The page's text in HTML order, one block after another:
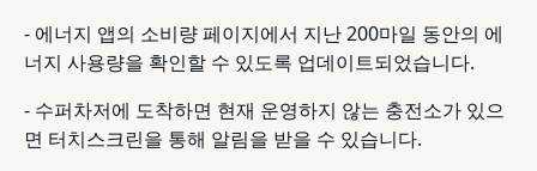
- 에너지 앱의 소비량 페이지에서 지난 200마일 동안의 에
너지 사용량을 확인할 수 있도록 업데이트되었습니다.
- 수퍼차저에 도착하면 현재 운영하지 않는 충전소가 있으
면 터치스크린을 통해 알림을 받을 수 있습니다.